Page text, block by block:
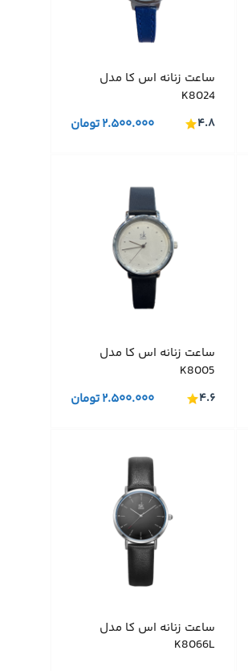
ساعت زنانه اس کا مدل
K8024
۲.۵۰۰.۰۰۰تومان ۴.۸
ساعت زنانه اس کا مدل
K8005
۲.۵۰۰.۰۰۰تومان ۴.۶
ساعت زنانه اس کا مدل
K8066L